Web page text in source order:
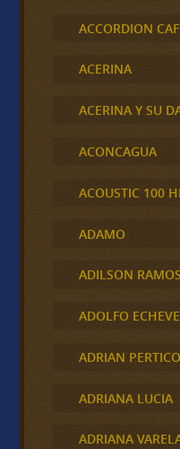
ACCORDION
ACERINA
ACERINA Y SU
ACONCAGUA
ACOUSTIC 100
ADAMO
ADILSON RAMOS
ADOLFO
ADRIAN
ADRIANA LUCIA
ADRIANA